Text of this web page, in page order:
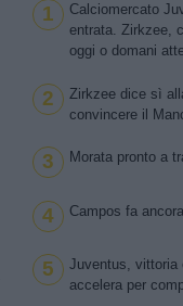
1
Calciomercato
entrata. Zirkzee,
oggi o domani
pista fredda.
bilico
2
Zirkzee dice sì
convincere il
3 Morata pronto a
4 Campos fa
5
Juventus, vittoria
accelera per